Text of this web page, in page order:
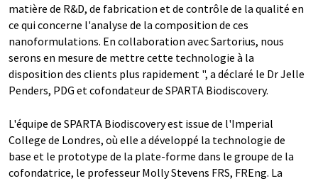
matière de R&D, de fabrication et de contrôle de la qualité en
ce qui concerne l'analyse de la composition de ces
nanoformulations. En collaboration avec Sartorius, nous
serons en mesure de mettre cette technologie à la
disposition des clients plus rapidement ", a déclaré le Dr Jelle
Penders, PDG et cofondateur de SPARTA Biodiscovery.
L'équipe de SPARTA Biodiscovery est issue de l'Imperial
College de Londres, où elle a développé la technologie de
base et le prototype de la plate-forme dans le groupe de la
cofondatrice, le professeur Molly Stevens FRS, FREng. La